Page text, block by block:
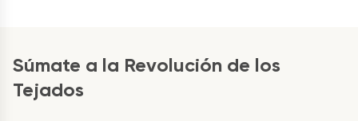
Súmate a la Revolución de los
Tejados